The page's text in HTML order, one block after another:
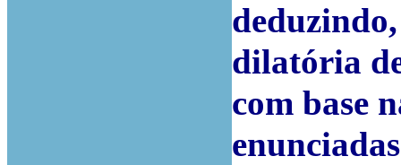
deduzindo,
dilatória
com base